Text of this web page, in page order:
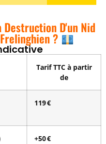
Destruction D'un Nid
?
Tarif TTC à partir
de
119 €
+50 €